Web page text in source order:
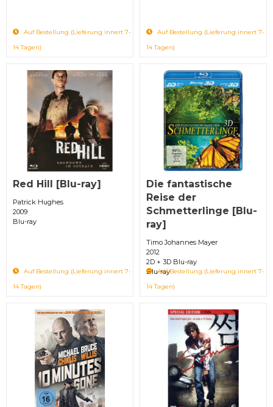
Auf Bestellung (Lieferung innert 7-
14 Tagen)
Auf Bestellung (Lieferung innert 7-
14 Tagen)
Red Hill [Blu-ray]
Patrick Hughes
2009
Blu-ray
Auf Bestellung (Lieferung innert 7-
14 Tagen)
Die fantastische
Reise der
Schmetterlinge [Blu-
ray]
Timo Johannes Mayer
2012
2D + 3D Blu-ray
Blu-ray
Auf Bestellung (Lieferung innert 7-
14 Tagen)